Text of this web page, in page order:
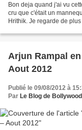
Bon deja quand j'ai vu
cru que c'était un
Hrithik. Je regarde de
Arjun Rampal
Aout 2012
Publié le 09/08/2012 à
Par Le Blog de Bollywood